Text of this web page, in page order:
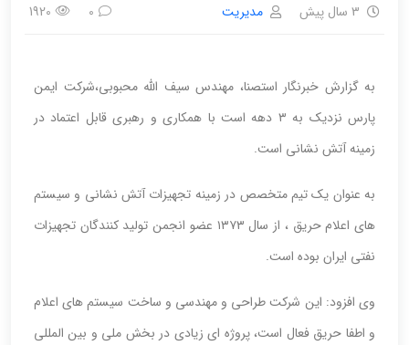
3 سال پیش مدیریت 0
1920
به گزارش خبرنگار استصنا، مهندس سیف الله محبوبی،شرکت ایمن
پارس نزدیک به ۳ دهه است با همکاری و رهبری قابل اعتماد در
زمینه آتش نشانی است.
به عنوان یک تیم متخصص در زمینه تجهیزات آتش نشانی و سیستم
های اعلام حریق ، از سال ۱۳۷۳ عضو انجمن تولید کنندگان تجهیزات
نفتی ایران بوده است.
وی افزود: این شرکت طراحی و مهندسی و ساخت سیستم های اعلام
و اطفا حریق فعال است، پروژه ای زیادی در بخش ملی و بین المللی